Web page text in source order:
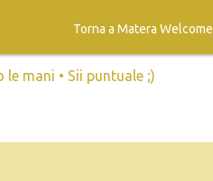
Torna a Matera Welcome
le mani • Sii puntuale ;)